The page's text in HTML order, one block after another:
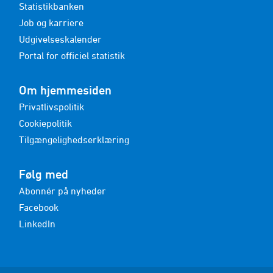
Statistikbanken
Job og karriere
Udgivelseskalender
Portal for officiel statistik
Om hjemmesiden
Privatlivspolitik
Cookiepolitik
Tilgængelighedserklæring
Følg med
Abonnér på nyheder
Facebook
LinkedIn